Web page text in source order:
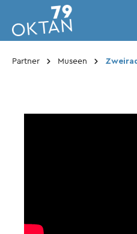
Partner Museen